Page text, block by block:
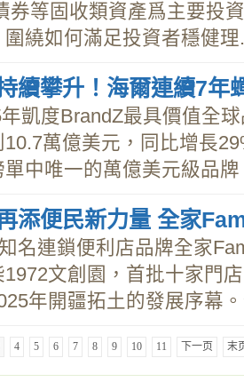
券等固收類資產爲主要投
繞如何滿足投資者穩健理
續攀升！海爾連續7年
凱度BrandZ最具價值全
萬億美元，同比增長
中唯一的萬億美元級品
添便民新力量 全家
名連鎖便利店品牌全家
文創園，首批十家門
年開疆拓土的發展序幕
4 5 6 7 8 9 10 11 下一页 末